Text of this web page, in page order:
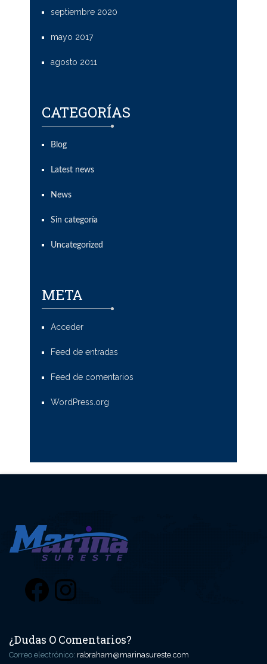
septiembre 2020
mayo 2017
agosto 2011
CATEGORÍAS
Blog
Latest news
News
Sin categoría
Uncategorized
META
Acceder
Feed de entradas
Feed de comentarios
WordPress.org
Facebook Instagram
¿Dudas O Comentarios?
Correo electrónico: rabraham@marinasureste.com